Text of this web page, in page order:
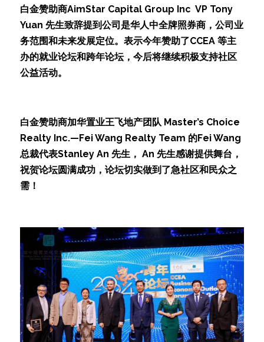
白金赞助商AimStar Capital Group Inc  VP Tony
Yuan 先生致辞提到公司是华人中全牌照券商，公司业
务范围和未来发展定位。表示今年赞助了CCEA 等主
办的就业论坛和跨年论坛，今后将继续积极支持社区
公益活动。
白金赞助商加华置业王飞地产团队 Master’s Choice
Realty Inc.—Fei Wang Realty Team 的Fei Wang
总裁代表Stanley An 先生， An 先生感谢提供舞台，
祝贺论坛圆满成功，论坛切实做到了急社区和民众之
需！